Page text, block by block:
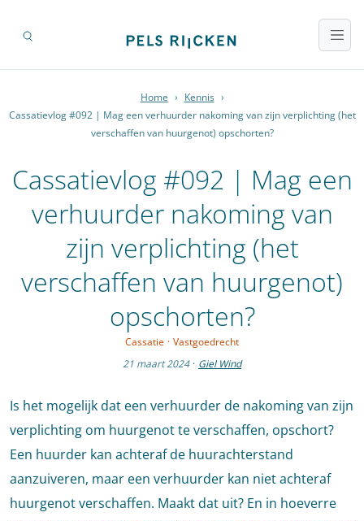
Home › Kennis ›
Cassatievlog #092 | Mag een verhuurder nakoming van zijn verplichting (het
verschaffen van huurgenot) opschorten?
Cassatievlog #092 | Mag een
verhuurder nakoming van
zijn verplichting (het
verschaffen van huurgenot)
opschorten?
Cassatie · Vastgoedrecht
21 maart 2024 · Giel Wind
Is het mogelijk dat een verhuurder de nakoming van zijn
verplichting om huurgenot te verschaffen, opschort?
Een huurder kan achteraf de huurachterstand
aanzuiveren, maar een verhuurder kan niet achteraf
huurgenot verschaffen. Maakt dat uit? En in hoeverre